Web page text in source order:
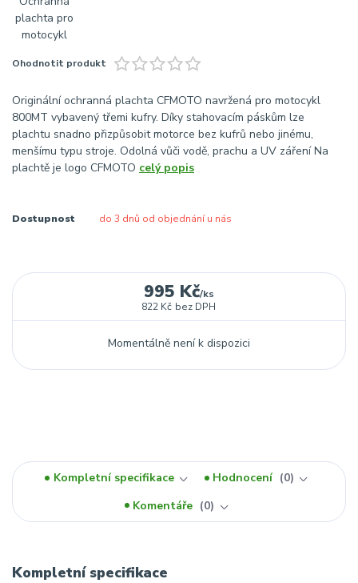
Ohodnotit produkt
Originální ochranná plachta CFMOTO navržená pro motocykl
800MT vybavený třemi kufry. Díky stahovacím páskům lze
plachtu snadno přizpůsobit motorce bez kufrů nebo jinému,
menšímu typu stroje. Odolná vůči vodě, prachu a UV záření Na
plachtě je logo CFMOTO celý popis
Dostupnost do 3 dnů od objednání u nás
995 Kč/ks
822 Kč bez DPH
Momentálně není k dispozici
Kompletní specifikace Hodnocení
0
Komentáře
0
Kompletní specifikace